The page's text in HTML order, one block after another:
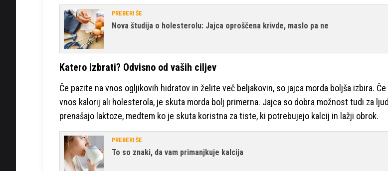
PREBERI ŠE
Nova študija o holesterolu: Jajca oproščena krivde, maslo pa ne
Katero izbrati? Odvisno od vaših ciljev
Če pazite na vnos ogljikovih hidratov in želite več beljakovin, so jajca morda boljša izbira.
vnos kalorij ali holesterola, je skuta morda bolj primerna. Jajca so dobra možnost tudi za
prenašajo laktoze, medtem ko je skuta koristna za tiste, ki potrebujejo kalcij in lažji obrok.
PREBERI ŠE
To so znaki, da vam primanjkuje kalcija